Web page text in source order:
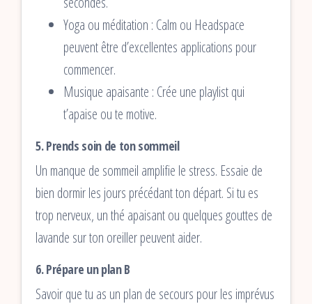
Yoga ou méditation : Calm ou Headspace
peuvent être d’excellentes applications pour
commencer.
Musique apaisante : Crée une playlist qui
t’apaise ou te motive.
5.Prends soin de ton sommeil
Un manque de sommeil amplifie le stress. Essaie de
bien dormir les jours précédant ton départ. Si tu es
trop nerveux, un thé apaisant ou quelques gouttes de
lavande sur ton oreiller peuvent aider.
6.Prépare un plan B
Savoir que tu as un plan de secours pour les imprévus